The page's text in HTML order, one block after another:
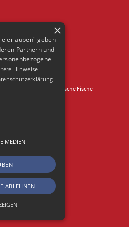
© 2026 Agentur Frische Fische
×
erlauben" geben
Partnern und
Hinweise
MEDIEN
ABLEHNEN